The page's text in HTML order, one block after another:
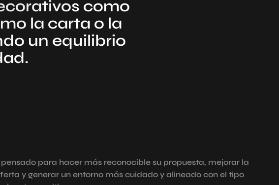
como
la carta o la
un equilibrio
para hacer más reconocible su propuesta, mejorar la
y generar un entorno más cuidado y alineado con el tipo